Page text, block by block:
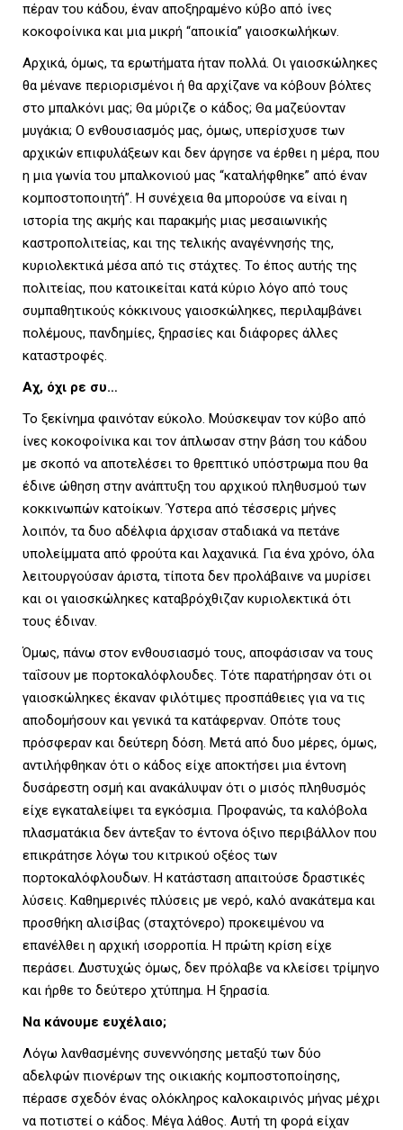
πέραν του κάδου, έναν αποξηραμένο κύβο από ίνες
κοκοφοίνικα και μια μικρή “αποικία” γαιοσκωλήκων.
Αρχικά, όμως, τα ερωτήματα ήταν πολλά. Οι γαιοσκώληκες
θα μένανε περιορισμένοι ή θα αρχίζανε να κόβουν βόλτες
στο μπαλκόνι μας; Θα μύριζε ο κάδος; Θα μαζεύονταν
μυγάκια; Ο ενθουσιασμός μας, όμως, υπερίσχυσε των
αρχικών επιφυλάξεων και δεν άργησε να έρθει η μέρα, που
η μια γωνία του μπαλκονιού μας “καταλήφθηκε” από έναν
κομποστοποιητή”. Η συνέχεια θα μπορούσε να είναι η
ιστορία της ακμής και παρακμής μιας μεσαιωνικής
καστροπολιτείας, και της τελικής αναγέννησής της,
κυριολεκτικά μέσα από τις στάχτες. Το έπος αυτής της
πολιτείας, που κατοικείται κατά κύριο λόγο από τους
συμπαθητικούς κόκκινους γαιοσκώληκες, περιλαμβάνει
πολέμους, πανδημίες, ξηρασίες και διάφορες άλλες
καταστροφές.
Αχ, όχι ρε συ…
Το ξεκίνημα φαινόταν εύκολο. Μούσκεψαν τον κύβο από
ίνες κοκοφοίνικα και τον άπλωσαν στην βάση του κάδου
με σκοπό να αποτελέσει το θρεπτικό υπόστρωμα που θα
έδινε ώθηση στην ανάπτυξη του αρχικού πληθυσμού των
κοκκινωπών κατοίκων. Ύστερα από τέσσερις μήνες
λοιπόν, τα δυο αδέλφια άρχισαν σταδιακά να πετάνε
υπολείμματα από φρούτα και λαχανικά. Για ένα χρόνο, όλα
λειτουργούσαν άριστα, τίποτα δεν προλάβαινε να μυρίσει
και οι γαιοσκώληκες καταβρόχθιζαν κυριολεκτικά ότι
τους έδιναν.
Όμως, πάνω στον ενθουσιασμό τους, αποφάσισαν να τους
ταΐσουν με πορτοκαλόφλουδες. Τότε παρατήρησαν ότι οι
γαιοσκώληκες έκαναν φιλότιμες προσπάθειες για να τις
αποδομήσουν και γενικά τα κατάφερναν. Οπότε τους
πρόσφεραν και δεύτερη δόση. Μετά από δυο μέρες, όμως,
αντιλήφθηκαν ότι ο κάδος είχε αποκτήσει μια έντονη
δυσάρεστη οσμή και ανακάλυψαν ότι ο μισός πληθυσμός
είχε εγκαταλείψει τα εγκόσμια. Προφανώς, τα καλόβολα
πλασματάκια δεν άντεξαν το έντονα όξινο περιβάλλον που
επικράτησε λόγω του κιτρικού οξέος των
πορτοκαλόφλουδων. Η κατάσταση απαιτούσε δραστικές
λύσεις. Καθημερινές πλύσεις με νερό, καλό ανακάτεμα και
προσθήκη αλισίβας (σταχτόνερο) προκειμένου να
επανέλθει η αρχική ισορροπία. Η πρώτη κρίση είχε
περάσει. Δυστυχώς όμως, δεν πρόλαβε να κλείσει τρίμηνο
και ήρθε το δεύτερο χτύπημα. Η ξηρασία.
Να κάνουμε ευχέλαιο;
Λόγω λανθασμένης συνεννόησης μεταξύ των δύο
αδελφών πιονέρων της οικιακής κομποστοποίησης,
πέρασε σχεδόν ένας ολόκληρος καλοκαιρινός μήνας μέχρι
να ποτιστεί ο κάδος. Μέγα λάθος. Αυτή τη φορά είχαν